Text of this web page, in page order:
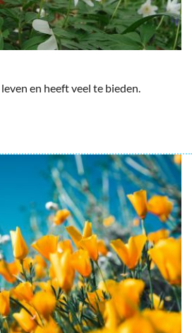
en heeft veel te bieden.